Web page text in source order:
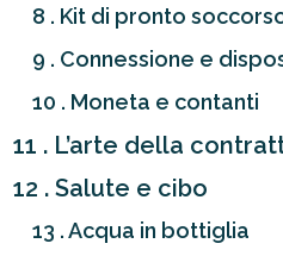
8 . Kit di pronto
9 . Connessione e
10 . Moneta e contanti
11 . L’arte della
12 . Salute e cibo
13 . Acqua in bottiglia